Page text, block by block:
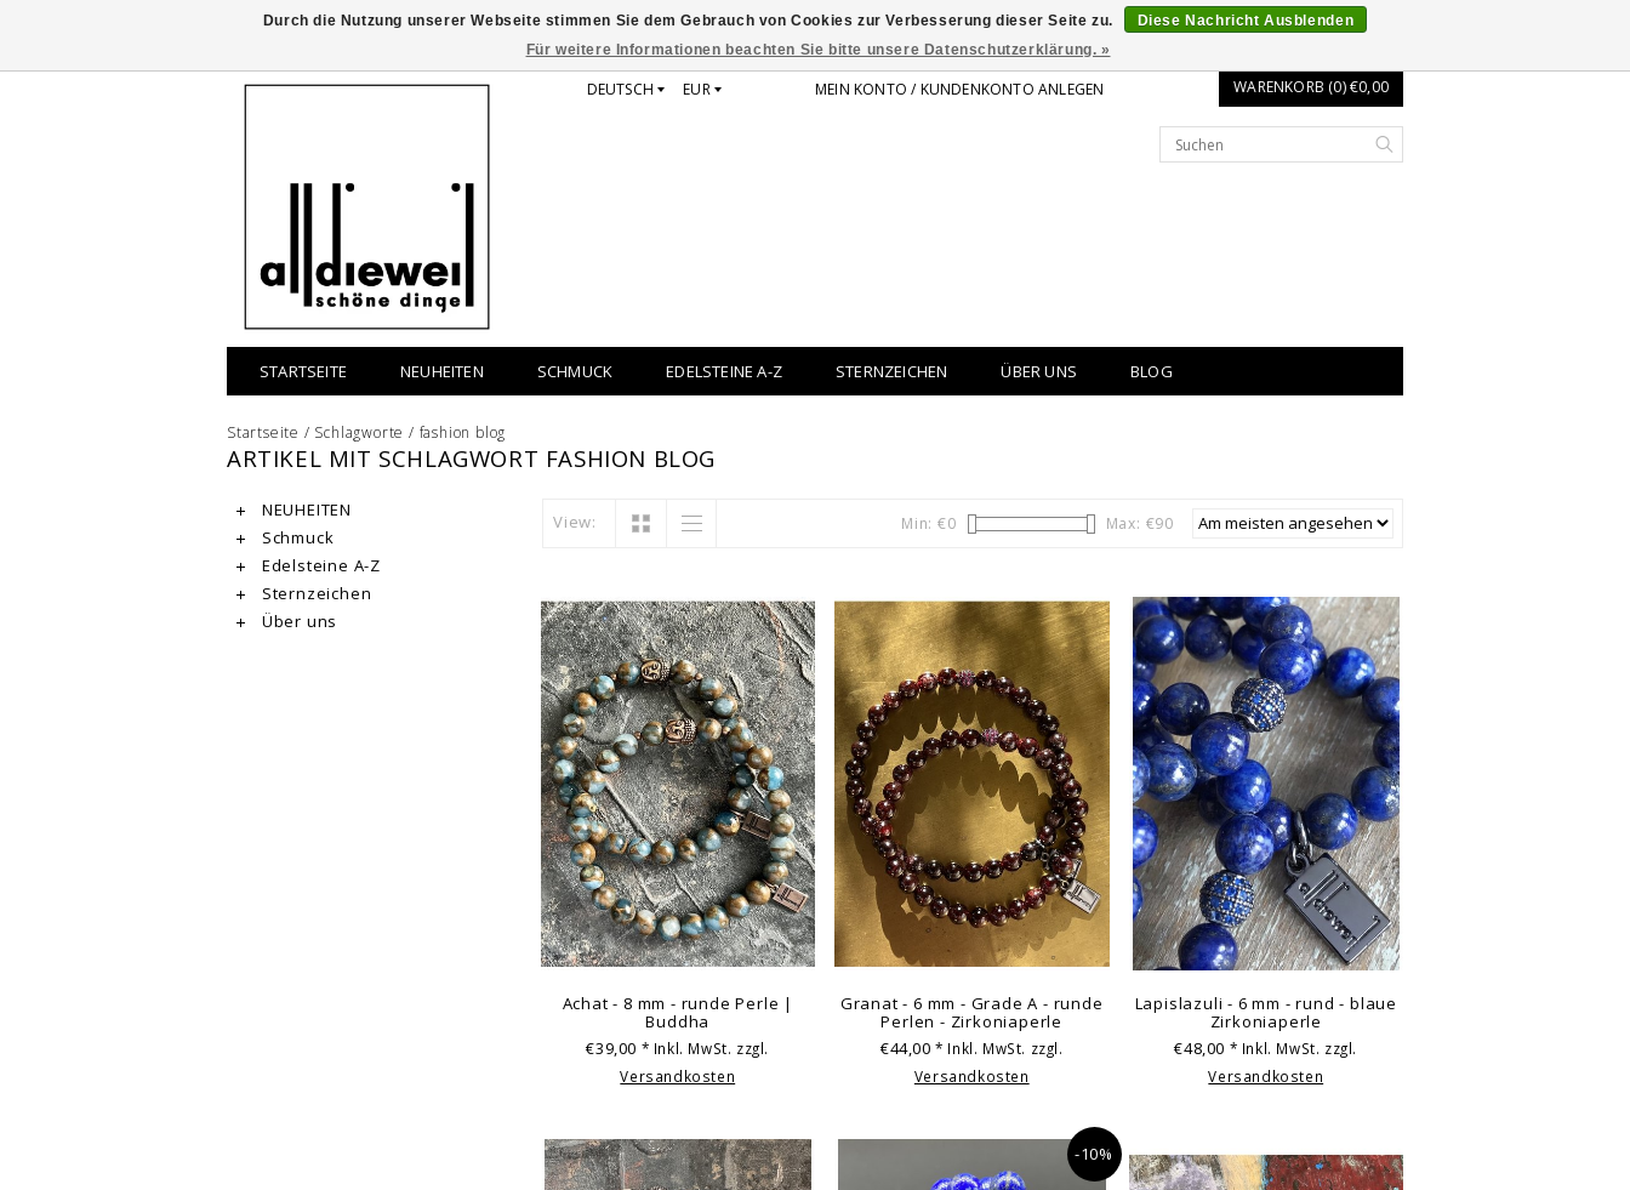
DEUTSCH EUR MEIN KONTO / KUNDENKONTO ANLEGEN WARENKORB (0) €0,00
STARTSEITE NEUHEITEN SCHMUCK EDELSTEINE A-Z STERNZEICHEN ÜBER UNS BLOG
Startseite / Schlagworte / fashion blog
ARTIKEL MIT SCHLAGWORT FASHION BLOG
NEUHEITEN
Schmuck
Edelsteine A-Z
Sternzeichen
Über uns
View: Min: €0 Max: €90
Achat - 8 mm - runde Perle |
Buddha
€39,00 * Inkl. MwSt. zzgl.
Versandkosten
Granat - 6 mm - Grade A - runde
Perlen - Zirkoniaperle
€44,00* Inkl. MwSt. zzgl.
Versandkosten
Lapislazuli - 6 mm - rund - blaue
Zirkoniaperle
€48,00 * Inkl. MwSt. zzgl.
Versandkosten
-10%
Durch die Nutzung unserer Webseite stimmen Sie dem Gebrauch von Cookies zur Verbesserung dieser Seite zu.
Diese Nachricht Ausblenden
Für weitere Informationen beachten Sie bitte unsere Datenschutzerklärung. »